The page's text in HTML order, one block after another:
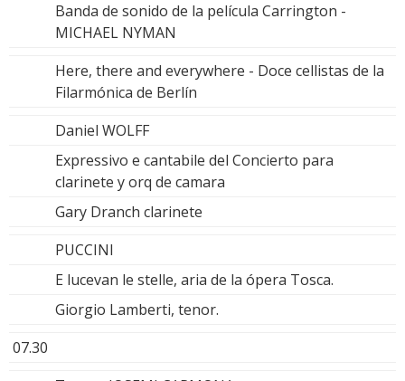
Banda de sonido de la película Carrington -
MICHAEL NYMAN
Here, there and everywhere - Doce cellistas de la
Filarmónica de Berlín
Daniel WOLFF
Expressivo e cantabile del Concierto para
clarinete y orq de camara
Gary Dranch clarinete
PUCCINI
E lucevan le stelle, aria de la ópera Tosca.
Giorgio Lamberti, tenor.
07.30